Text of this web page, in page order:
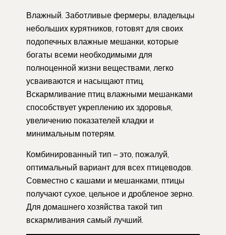
Влажный. Заботливые фермеры, владельцы
небольших курятников, готовят для своих
подопечных влажные мешанки, которые
богаты всеми необходимыми для
полноценной жизни веществами, легко
усваиваются и насыщают птиц.
Вскармливание птиц влажными мешанками
способствует укреплению их здоровья,
увеличению показателей кладки и
минимальным потерям.
Комбинированный тип – это, пожалуй,
оптимальный вариант для всех птицеводов.
Совместно с кашами и мешанками, птицы
получают сухое, цельное и дробленое зерно.
Для домашнего хозяйства такой тип
вскармливания самый лучший.